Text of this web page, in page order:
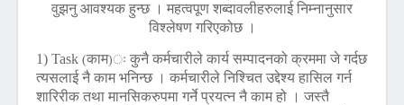
वुझनु आवश्यक हुन्छ । महत्वपूण शब्दावलीहरुलाई निम्नानुसार
विश्लेषण गरिएकोछ ।
1) Task (काम)ः कुनै कर्मचारीले कार्य सम्पादनको क्रममा जे गर्दछ
त्यसलाई नै काम भनिन्छ । कर्मचारीले निश्चित उद्देश्य हासिल गर्न
शारिरीक तथा मानसिकरुपमा गर्ने प्रयत्न नै काम हो । जस्तै